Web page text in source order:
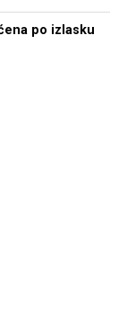
po izlasku